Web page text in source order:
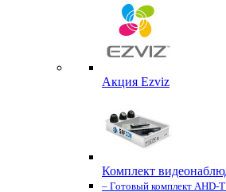
Акция Ezviz
Комплект
– Готовый комплект AHD-